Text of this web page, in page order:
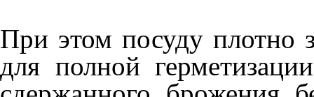
При этом посуду плотно
для полной